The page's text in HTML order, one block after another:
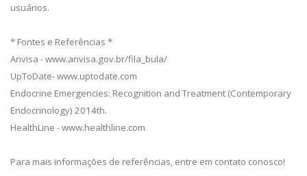
usuários.
* Fontes e Referências *
Anvisa - www.anvisa.gov.br/fila_bula/
UpToDate- www.uptodate.com
Endocrine Emergencies: Recognition and Treatment (Contemporary
Endocrinology) 2014th.
HealthLine - www.healthline.com
Para mais informações de referências, entre em contato conosco!